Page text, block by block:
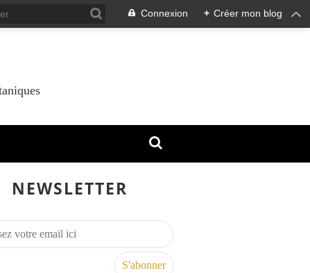
Connexion + Créer mon blog
NEWSLETTER